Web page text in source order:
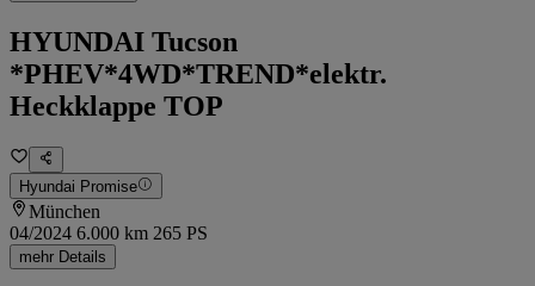
HYUNDAI Tucson
*PHEV*4WD*TREND*elektr.
Heckklappe TOP
Hyundai Promise
München
04/2024 6.000 km 265 PS
mehr Details